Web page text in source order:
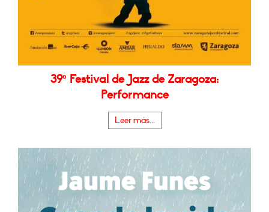
39º Festival de Jazz de Zaragoza:
Performance
Leer más...